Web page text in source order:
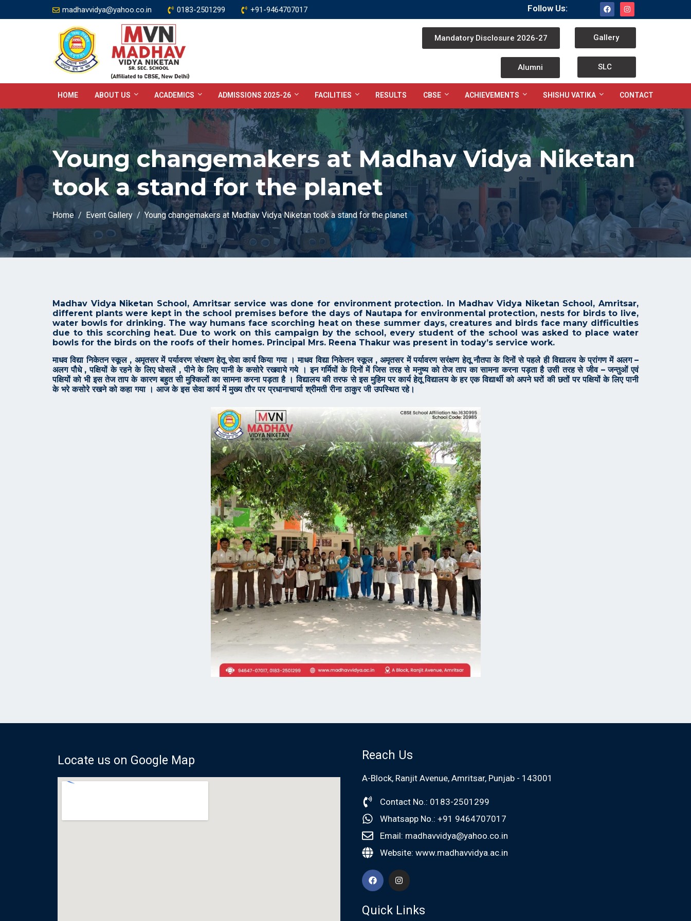
madhavvidya@yahoo.co.in 0183-2501299 +91-9464707017 Follow Us:
Mandatory Disclosure 2026-27
Alumni
Gallery
SLC
HOME ABOUT US ACADEMICS ADMISSIONS 2025-26 FACILITIES RESULTS CBSE ACHIEVEMENTS SHISHU VATIKA CONTACT
Young changemakers at Madhav Vidya Niketan
took a stand for the planet
Home Event Gallery Young changemakers at Madhav Vidya Niketan took a stand for the planet
Madhav Vidya Niketan School, Amritsar service was done for environment protection. In Madhav Vidya Niketan School, Amritsar,
different plants were kept in the school premises before the days of Nautapa for environmental protection, nests for birds to live,
water bowls for drinking. The way humans face scorching heat on these summer days, creatures and birds face many difficulties
due to this scorching heat. Due to work on this campaign by the school, every student of the school was asked to place water
bowls for the birds on the roofs of their homes. Principal Mrs. Reena Thakur was present in today’s service work.
माधव विद्या निकेतन स्कूल , अमृतसर में पर्यावरण संरक्षण हेतू सेवा कार्य किया गया । माधव विद्या निकेतन स्कूल , अमृतसर में पर्यावरण सरंक्षण हेतू नौतपा के दिनों से पहले ही विद्यालय के प्रांगण में अलग –
अलग पौधे , पक्षियों के रहने के लिए घोसलें , पीने के लिए पानी के कसोरे रखवाये गये । इन गर्मियों के दिनों में जिस तरह से मनुष्य को तेज ताप का सामना करना पड़ता है उसी तरह से जीव – जन्तुओं एवं
पक्षियों को भी इस तेज ताप के कारण बहुत सी मुश्किलों का सामना करना पड़ता है । विद्यालय की तरफ से इस मुहिम पर कार्य हेतू विद्यालय के हर एक विद्यार्थी को अपने घरों की छतों पर पक्षियों के लिए पानी
के भरे कसोरे रखने को कहा गया । आज के इस सेवा कार्य में मुख्य तौर पर प्रधानाचार्या श्रीमती रीना ठाकुर जी उपस्थित रहे।
Locate us on Google Map Reach Us
A-Block, Ranjit Avenue, Amritsar, Punjab - 143001
Contact No.: 0183-2501299
Whatsapp No.: +91 9464707017
Email: madhavvidya@yahoo.co.in
Website: www.madhavvidya.ac.in
Quick Links